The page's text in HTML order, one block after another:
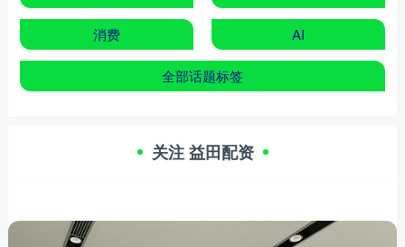
消费 AI
全部话题标签
关注 益田配资